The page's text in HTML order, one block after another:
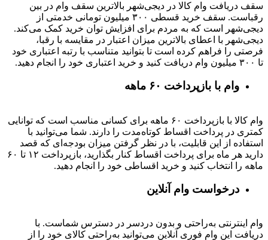
سقف دریافت وام کالا در دیجی‌شهر بالاترین سقف وام در بین
رقباست. سقف خرید قسطی ۳۰۰ میلیون تومانی خدمتی از
دیجی‌شهر است که به مردم برای افزایش توان خرید کمک می‌کند.
دیجی‌شهر با اعطای بالاترین میزان اعتبار در مقایسه با رقبا،
فرصتی را فراهم کرده است تا بتوانید متناسب با رتبه اعتباری خود
تا ۳۰۰ میلیون وام دریافت کنید و خرید اعتباری خود را انجام دهید.
وام با بازپرداخت ۶۰ ماهه
وام کالا با بازپرداخت ۶۰ ماهه برای کسانی مناسب است که توانایی
کمتری در پرداخت اقساط کوتاه‌مدت را دارند. شما می‌توانید با
استفاده از این قابلیت، با در نظر گرفتن میزان بودجه‌ای که قصد
دارید هر ماه برای پرداخت اقساط کنار بگذارید، بازپرداخت ۱۲ تا ۶۰
ماهه را انتخاب کنید و خرید اقساطی خود را انجام دهید.
درخواست وام آنلاین
وام اینترنتی به‌راحتی و بدون دردسر در دسترس شماست. با
دریافت این وام فوری آنلاین می‌توانید به‌راحتی کالای خود را از